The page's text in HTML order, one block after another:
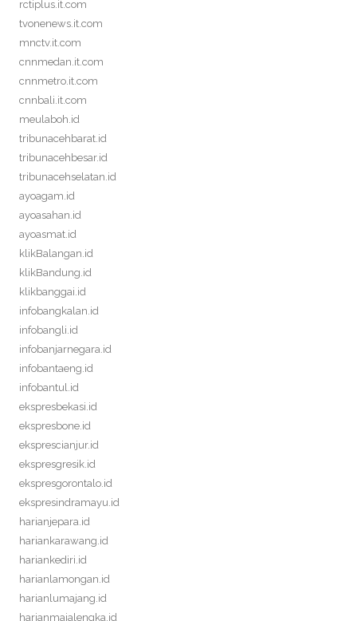
rctiplus.it.com
tvonenews.it.com
mnctv.it.com
cnnmedan.it.com
cnnmetro.it.com
cnnbali.it.com
meulaboh.id
tribunacehbarat.id
tribunacehbesar.id
tribunacehselatan.id
ayoagam.id
ayoasahan.id
ayoasmat.id
klikBalangan.id
klikBandung.id
klikbanggai.id
infobangkalan.id
infobangli.id
infobanjarnegara.id
infobantaeng.id
infobantul.id
ekspresbekasi.id
ekspresbone.id
eksprescianjur.id
ekspresgresik.id
ekspresgorontalo.id
ekspresindramayu.id
harianjepara.id
hariankarawang.id
hariankediri.id
harianlamongan.id
harianlumajang.id
harianmajalengka.id